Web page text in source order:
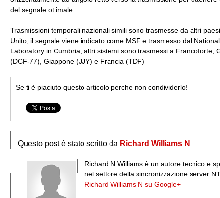
del segnale ottimale.
Trasmissioni temporali nazionali simili sono trasmesse da altri
Unito, il segnale viene indicato come MSF e trasmesso dal
Laboratory in Cumbria, altri sistemi sono trasmessi a Francoforte,
(DCF-77), Giappone (JJY) e Francia (TDF)
Se ti è piaciuto questo articolo perche non condividerlo!
Questo post è stato scritto da Richard Williams N
Richard N Williams è un autore tecnico e
nel settore della sincronizzazione server
Richard Williams N su Google+